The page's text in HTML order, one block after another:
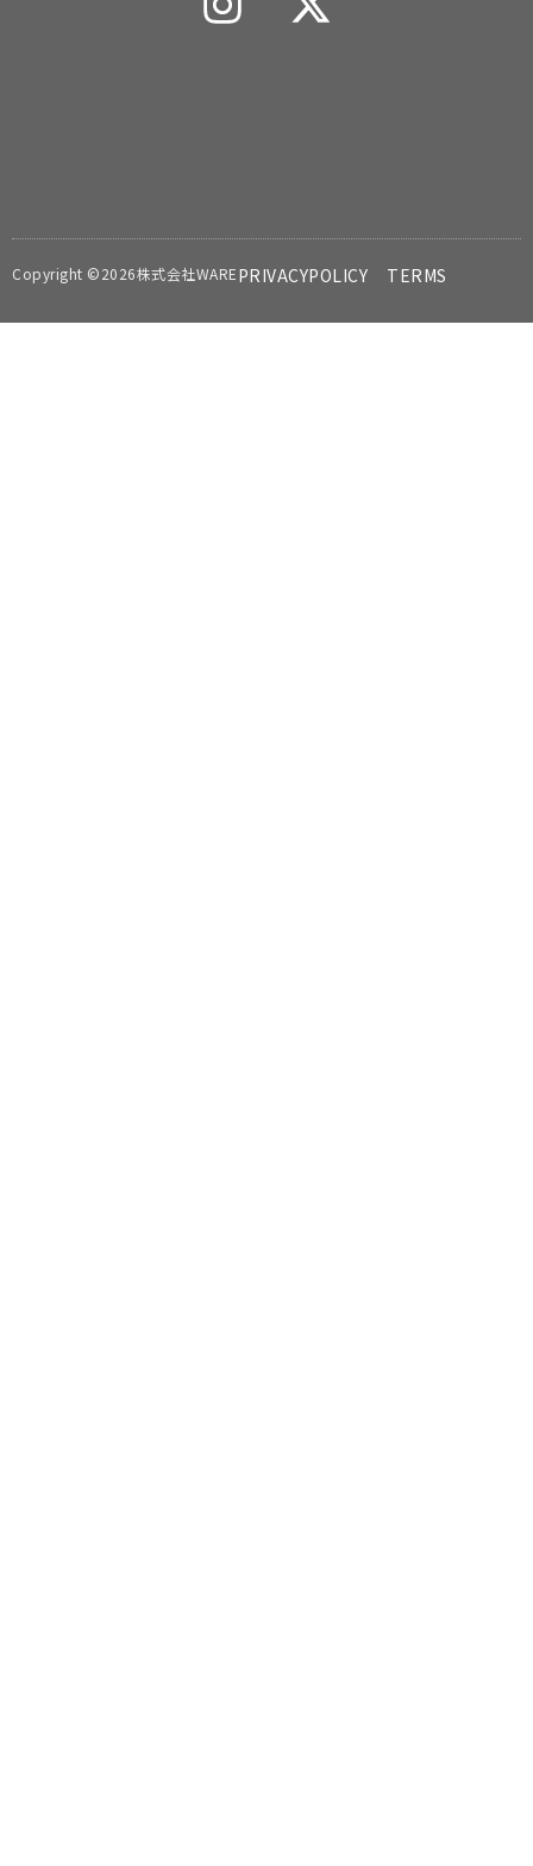
Copyright ©2026株式会社WAREPRIVACYPOLICY TERMS